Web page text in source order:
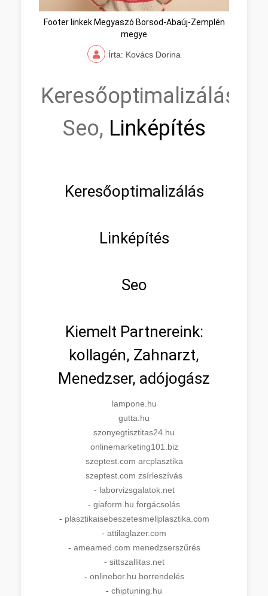
Footer linkek Megyaszó Borsod-Abaúj-Zemplén
megye
Írta: Kovács Dorina
Keresőoptimalizálás,
Seo, Linképítés
Keresőoptimalizálás
Linképítés
Seo
Kiemelt Partnereink:
kollagén, Zahnarzt,
Menedzser, adójogász
lampone.hu
gutta.hu
szonyegtisztitas24.hu
onlinemarketing101.biz
szeptest.com arcplasztika
szeptest.com zsírleszívás
- laborvizsgalatok.net
- giaform.hu forgácsolás
- plasztikaisebeszetesmellplasztika.com
- attilaglazer.com
- ameamed.com menedzserszűrés
- sittszallitas.net
- onlinebor.hu borrendelés
- chiptuning.hu